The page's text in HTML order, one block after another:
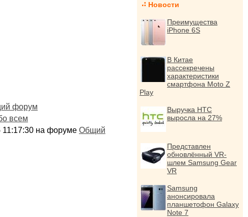
форум
всем
11:17:30 на форуме Общий
Новости
Преимущества
iPhone 6S
В Китае
рассекречены
характеристики
смартфона Moto Z
Play
Выручка HTC
выросла на 27%
Представлен
обновлённый VR-
шлем Samsung Gear
VR
Samsung
анонсировала
планшетофон Galaxy
Note 7